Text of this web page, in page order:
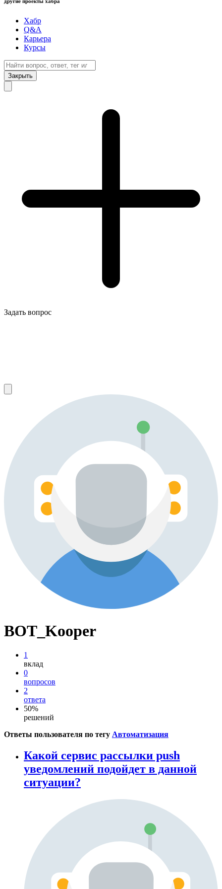
Хабр
Q&A
Карьера
Курсы
Закрыть
Задать вопрос
BOT_Kooper
1
вклад
0
вопросов
2
ответа
50%
решений
Ответы пользователя по тегу Автоматизация
Какой cервис рассылки push
уведомлений подойдет в данной
ситуации?